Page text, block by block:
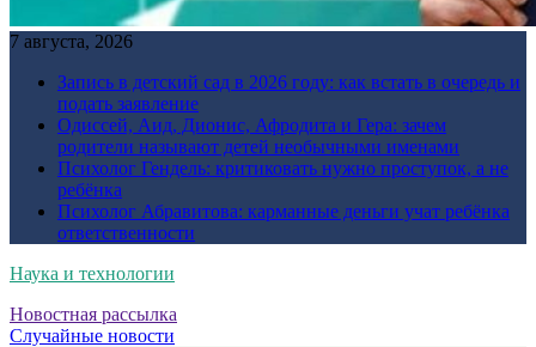
7 августа, 2026
Запись в детский сад в 2026 году: как встать в очередь и
подать заявление
Одиссей, Аид, Дионис, Афродита и Гера: зачем
родители называют детей необычными именами
Психолог Гендель: критиковать нужно проступок, а не
ребёнка
Психолог Абравитова: карманные деньги учат ребёнка
ответственности
Наука и технологии
Новостная рассылка
Случайные новости